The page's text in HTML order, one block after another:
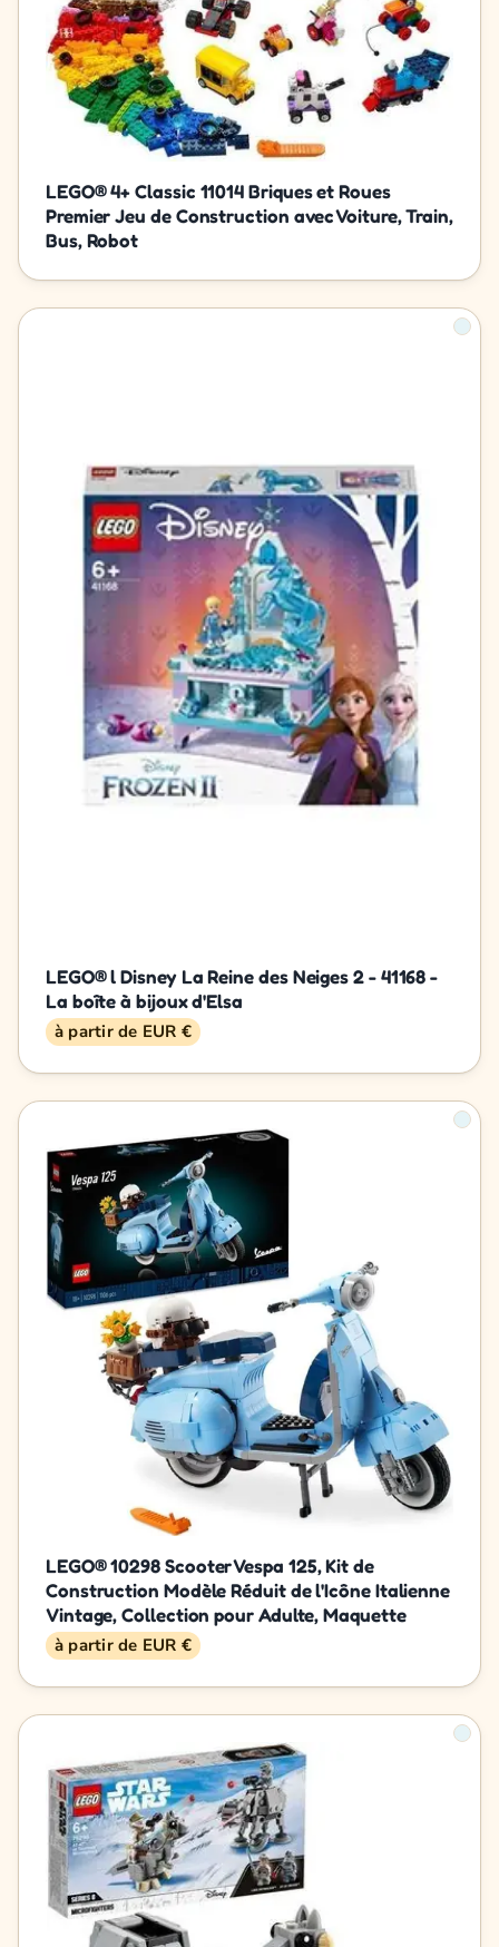
LEGO® 4+ Classic 11014 Briques et Roues
Premier Jeu de Construction avec Voiture, Train,
Bus, Robot
LEGO® l Disney La Reine des Neiges 2 - 41168 -
La boîte à bijoux d'Elsa
à partir de EUR €
LEGO® 10298 Scooter Vespa 125, Kit de
Construction Modèle Réduit de l'Icône Italienne
Vintage, Collection pour Adulte, Maquette
à partir de EUR €